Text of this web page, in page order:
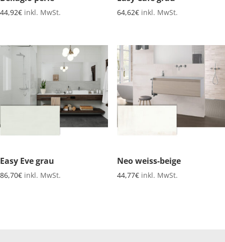
44,92€ inkl. MwSt. 64,62€ inkl. MwSt.
Easy Eve grau
86,70€ inkl. MwSt.
Neo weiss-beige
44,77€ inkl. MwSt.